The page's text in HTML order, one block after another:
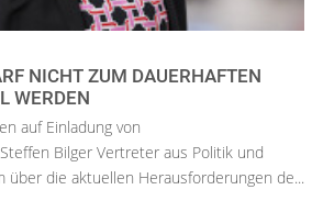
NICHT ZUM DAUERHAFTEN
WERDEN
auf Einladung von
Bilger Vertreter aus Politik und
über die aktuellen Herausforderungen de...